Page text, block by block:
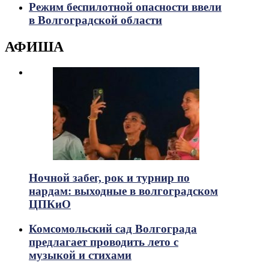
Режим беспилотной опасности ввели
в Волгоградской области
АФИША
Ночной забег, рок и турнир по
нардам: выходные в волгоградском
ЦПКиО
Комсомольский сад Волгограда
предлагает проводить лето с
музыкой и стихами